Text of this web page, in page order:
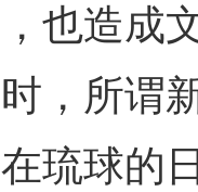
也造成
，所谓
琉球的